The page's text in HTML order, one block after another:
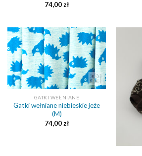
74,00zł
GATKI WEŁNIANE
Gatki wełniane niebieskie jeże
(M)
74,00 zł